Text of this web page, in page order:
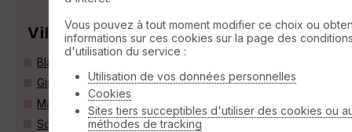
Villes
Blaisy-Bas (21540)
Gissey-sur-Ouche (21410)
Mâlain (21410)
Sombernon (21540)
Vous pouvez à tout moment modifier ce choix ou
informations sur ces cookies sur la page des
d'utilisation du service :
Utilisation de vos données personnelles
Cookies
Sites tiers succeptibles d'utiliser des cookies ou
méthodes de tracking